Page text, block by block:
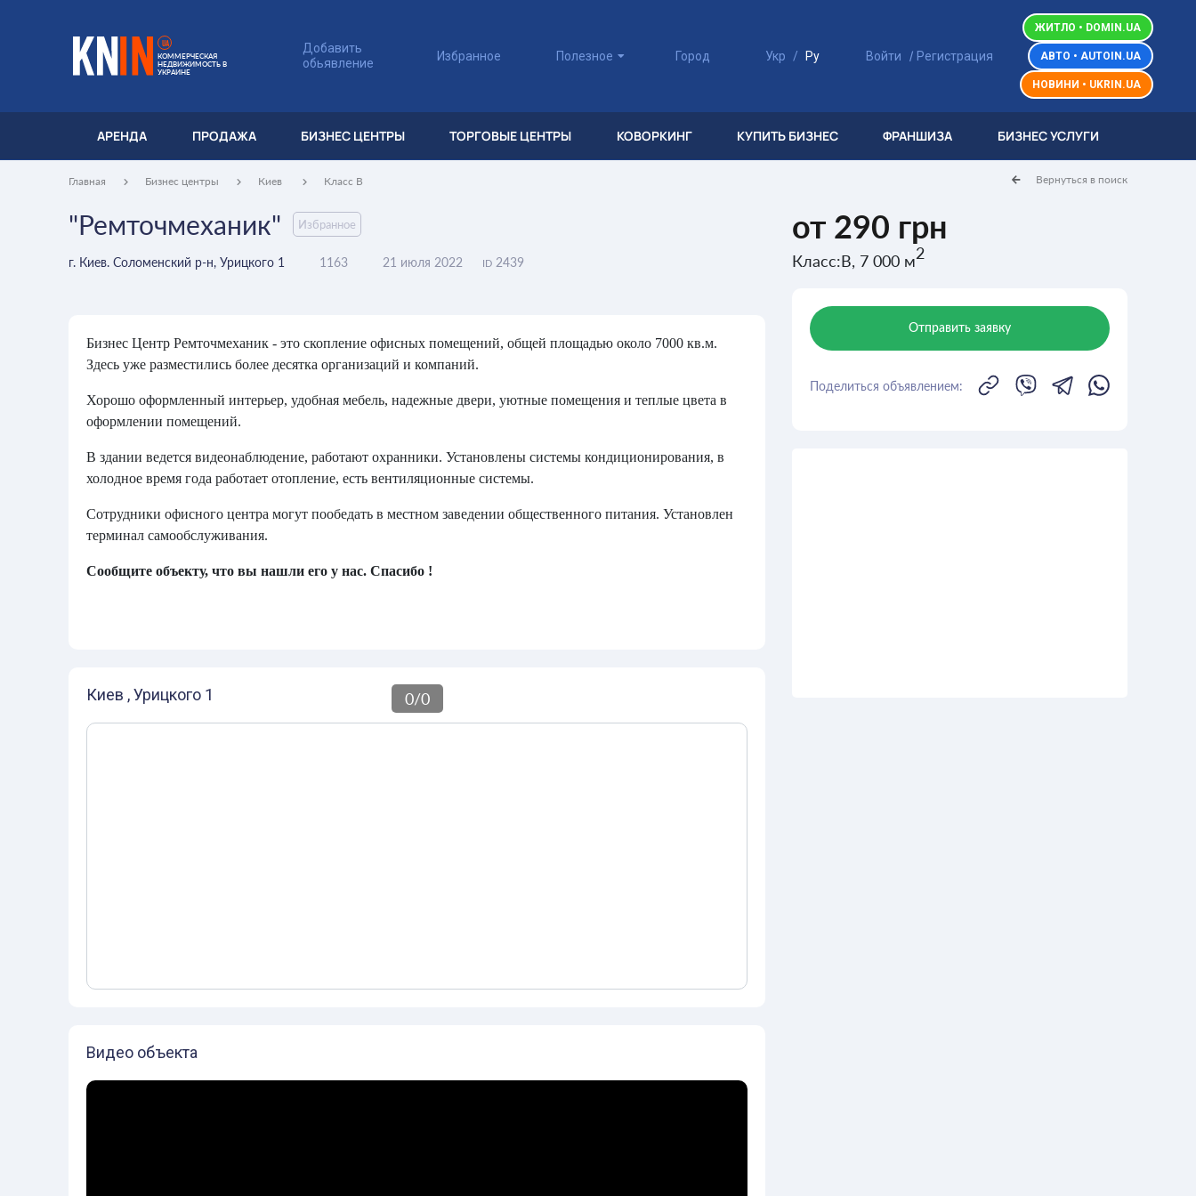
UA
КОММЕРЧЕСКАЯ
НЕДВИЖИМОСТЬ В
УКРАИНЕ
Добавить
обьявление
Избранное Полезное Город Укр / Ру Войти / Регистрация
ЖИТЛО • DOMIN.UA
АВТО • AUTOIN.UA
НОВИНИ • UKRIN.UA
АРЕНДА ПРОДАЖА БИЗНЕС ЦЕНТРЫ ТОРГОВЫЕ ЦЕНТРЫ КОВОРКИНГ КУПИТЬ БИЗНЕС ФРАНШИЗА БИЗНЕС УСЛУГИ
Главная Бизнес центры Киев Класс B Вернуться в поиск
"Ремточмеханик" Избранное
г. Киев. Соломенский р-н, Урицкого 1 1163 21 июля 2022 ID 2439
от 290 грн
Класс:B, 7 000 м2
0/0
Бизнес Центр Ремточмеханик - это скопление офисных помещений, общей площадью около 7000 кв.м.
Здесь уже разместились более десятка организаций и компаний.
Хорошо оформленный интерьер, удобная мебель, надежные двери, уютные помещения и теплые цвета в
оформлении помещений.
В здании ведется видеонаблюдение, работают охранники. Установлены системы кондиционирования, в
холодное время года работает отопление, есть вентиляционные системы.
Сотрудники офисного центра могут пообедать в местном заведении общественного питания. Установлен
терминал самообслуживания.
Сообщите объекту, что вы нашли его у нас. Спасибо !
Киев , Урицкого 1
Видео объекта
Отправить заявку
Поделиться объявлением: